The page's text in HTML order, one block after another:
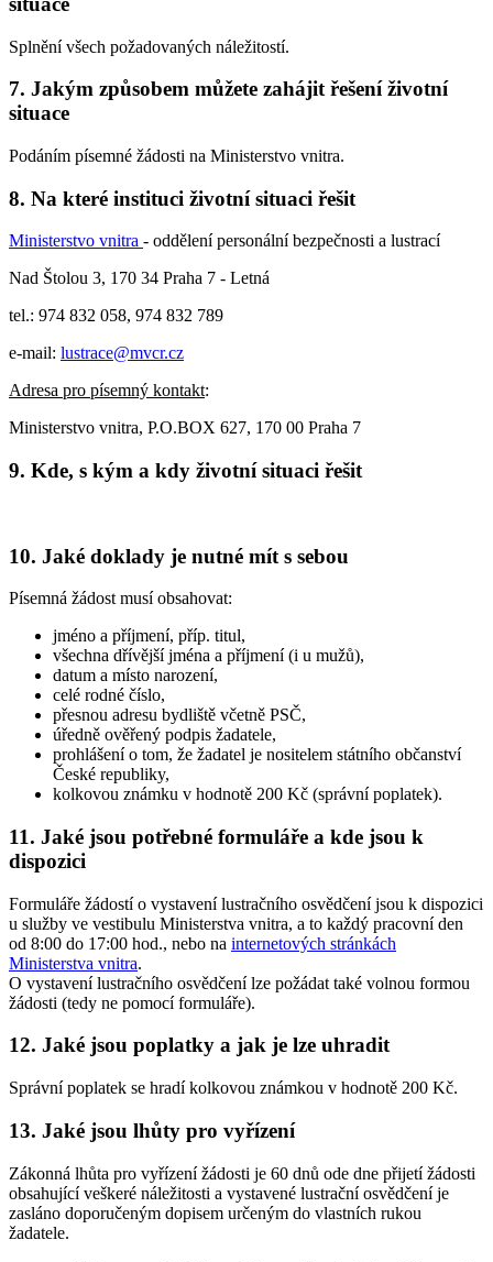
Splnění všech požadovaných náležitostí.
7. Jakým způsobem můžete zahájit řešení životní
situace
Podáním písemné žádosti na Ministerstvo vnitra.
8. Na které instituci životní situaci řešit
Ministerstvo vnitra - oddělení personální bezpečnosti a lustrací
Nad Štolou 3, 170 34 Praha 7 - Letná
tel.: 974 832 058, 974 832 789
e-mail: lustrace@mvcr.cz
Adresa pro písemný kontakt:
Ministerstvo vnitra, P.O.BOX 627, 170 00 Praha 7
9. Kde, s kým a kdy životní situaci řešit
10. Jaké doklady je nutné mít s sebou
Písemná žádost musí obsahovat:
jméno a příjmení, příp. titul,
všechna dřívější jména a příjmení (i u mužů),
datum a místo narození,
celé rodné číslo,
přesnou adresu bydliště včetně PSČ,
úředně ověřený podpis žadatele,
prohlášení o tom, že žadatel je nositelem státního občanství
České republiky,
kolkovou známku v hodnotě 200 Kč (správní poplatek).
11. Jaké jsou potřebné formuláře a kde jsou k
dispozici
Formuláře žádostí o vystavení lustračního osvědčení jsou k dispozici
u služby ve vestibulu Ministerstva vnitra, a to každý pracovní den
od 8:00 do 17:00 hod., nebo na internetových stránkách
Ministerstva vnitra.
O vystavení lustračního osvědčení lze požádat také volnou formou
žádosti (tedy ne pomocí formuláře).
12. Jaké jsou poplatky a jak je lze uhradit
Správní poplatek se hradí kolkovou známkou v hodnotě 200 Kč.
13. Jaké jsou lhůty pro vyřízení
Zákonná lhůta pro vyřízení žádosti je 60 dnů ode dne přijetí žádosti
obsahující veškeré náležitosti a vystavené lustrační osvědčení je
zasláno doporučeným dopisem určeným do vlastních rukou
žadatele.